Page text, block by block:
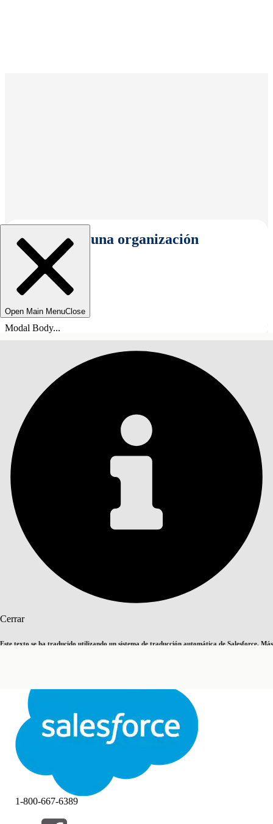
Seleccionar una organización
Open Main MenuClose
Modal Body...
Cerrar
Este texto se ha traducido utilizando un sistema de traducción automática de Salesforce. Más
Cerrar Cerrar
Índice de materias
ÍNDICE DE MATERIAS
Buscar
1-800-667-6389